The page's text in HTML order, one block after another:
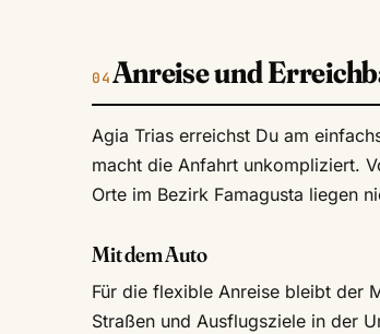
Anreise und
Agia Trias erreichst Du am
macht die Anfahrt unkompliziert.
Orte im Bezirk Famagusta liegen
Mit dem Auto
Für die flexible Anreise bleibt der
Straßen und Ausflugsziele in der